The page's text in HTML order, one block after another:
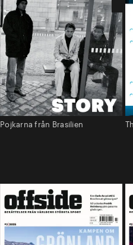
Pojkarna från Brasilien